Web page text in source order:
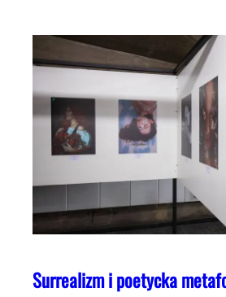
Surrealizm i poetycka